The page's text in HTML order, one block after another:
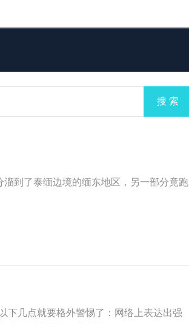
搜 索
到了泰缅边境的缅东地区，另一部分竟跑
下几点就要格外警惕了：网络上表达出强